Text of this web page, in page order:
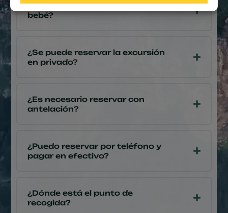
¿Se puede participar con un
bebé?
¿Se puede reservar la excursión
en privado?
¿Es necesario reservar con
antelación?
¿Puedo reservar por teléfono y
pagar en efectivo?
¿Dónde está el punto de
recogida?